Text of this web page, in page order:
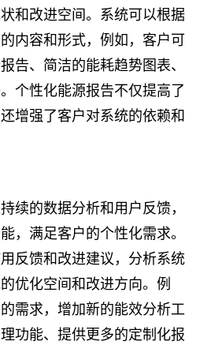
和改进空间。系统可以根据
内容和形式，例如，客户可
告、简洁的能耗趋势图表、
个性化能源报告不仅提高了
增强了客户对系统的依赖和
续的数据分析和用户反馈，
，满足客户的个性化需求。
反馈和改进建议，分析系统
优化空间和改进方向。例
需求，增加新的能效分析工
功能、提供更多的定制化报